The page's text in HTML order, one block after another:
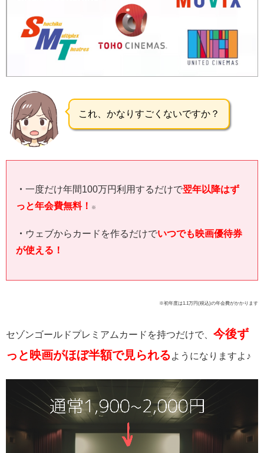
これ、かなりすごくないですか？
・ 一度だけ年間100万円利用するだけで翌年以降はず
っと年会費無料！
※
・ ウェブからカードを作るだけでいつでも映画優待券
が使える！
※初年度は1.1万円(税込)の年会費がかかります
セゾンゴールドプレミアムカードを持つだけで、 今後ず
っと映画がほぼ半額で見られるようになりますよ♪